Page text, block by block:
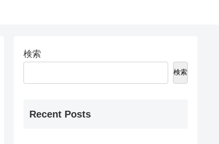
検索
検索
Recent Posts